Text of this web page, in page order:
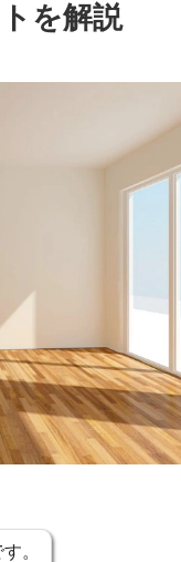
を解説
。